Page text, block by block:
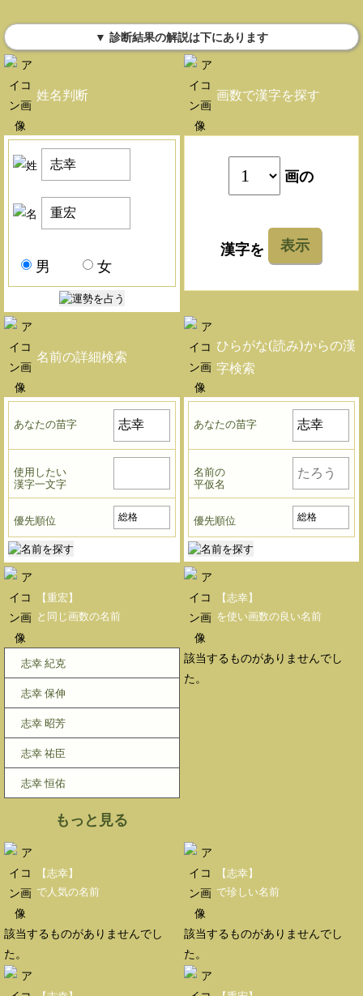
▼ 診断結果の解説は下にあります
姓名判断
男 女
画数で漢字を探す
画の
漢字を 表示
名前の詳細検索
あなたの苗字
使用したい
漢字一文字
優先順位
ひらがな(読み)からの漢
字検索
あなたの苗字
名前の
平仮名
優先順位
【重宏】
と同じ画数の名前
志幸 紀克
志幸 保伸
志幸 昭芳
志幸 祐臣
志幸 恒佑
もっと見る
【志幸】
を使い画数の良い名前
該当するものがありませんでし
た。
【志幸】
で人気の名前
該当するものがありませんでし
た。
【志幸】
で珍しい名前
該当するものがありませんでし
た。